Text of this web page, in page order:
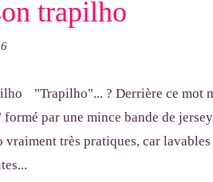
trapilho
"Trapilho"... ? Derrière ce mot
par une mince bande de
vraiment très pratiques, car